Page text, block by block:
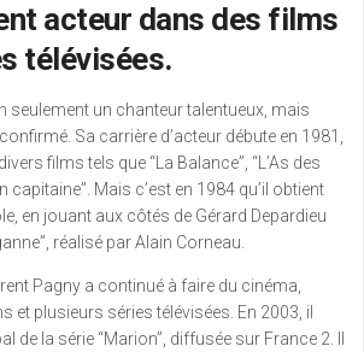
acteur dans des films
télévisées.
seulement un chanteur talentueux, mais
Sa carrière d’acteur débute en 1981,
films tels que “La Balance”, “L’As des
capitaine”. Mais c’est en 1984 qu’il obtient
en jouant aux côtés de Gérard Depardieu
réalisé par Alain Corneau.
Pagny a continué à faire du cinéma,
et plusieurs séries télévisées. En 2003, il
de la série “Marion”, diffusée sur France 2. Il